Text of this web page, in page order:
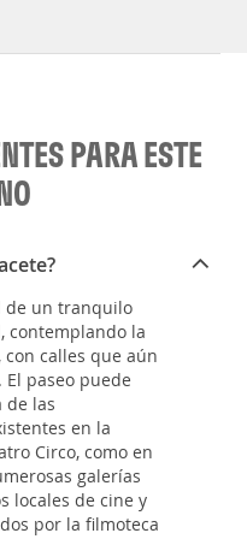
PARA ESTE
de un tranquilo
contemplando la
calles que aún
paseo puede
de las
en la
Circo, como en
galerías
locales de cine y
por la filmoteca